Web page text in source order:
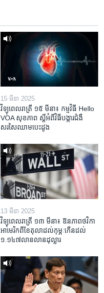
15 មីនា 2025
វិទ្យុពេលរាត្រី ១៥ មីនា៖ កម្មវិធី ​Hello
VOA សុខភាព ស្ដី​អំពី​វិធី​បង្ការ​ជំងឺ​
សរសៃ​ឈាម​បេះដូង
13 មីនា 2025
វិទ្យុពេលរាត្រី ១៣ មីនា៖ ឱនភាព​ថវិកា​
អាមេរិក​ពី​ខែ​តុលា​ដល់​កុម្ភៈ​កើន​ដល់​
១.១៤៧​លានលាន​ដុល្លារ